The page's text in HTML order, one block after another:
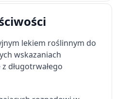
lekiem roślinnym do
wskazaniach
długotrwałego